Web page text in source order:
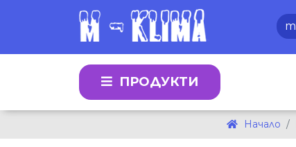
ПРОДУКТИ
Начало